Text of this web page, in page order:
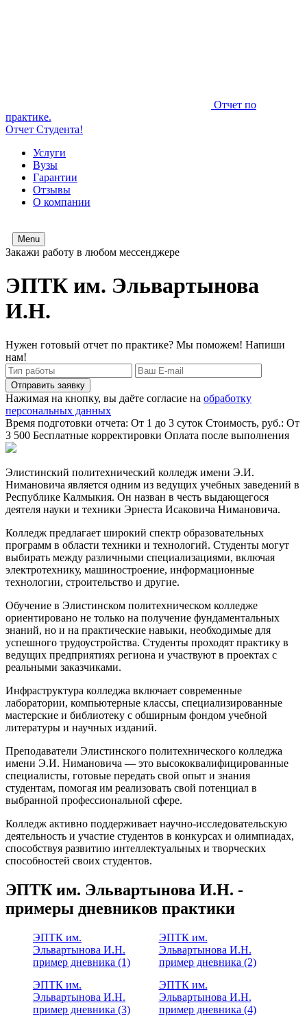
Отчет по
практике.
Отчет Студента!
Услуги
Вузы
Гарантии
Отзывы
О компании
Menu
Закажи работу в любом мессенджере
ЭПТК им. Эльвартынова
И.Н.
Нужен готовый отчет по практике? Мы поможем! Напиши
нам!
Отправить заявку
Нажимая на кнопку, вы даёте согласие на обработку
персональных данных
Время подготовки отчета: От 1 до 3 суток Стоимость, руб.: От
3 500 Бесплатные корректировки Оплата после выполнения
Элистинский политехнический колледж имени Э.И.
Нимановича является одним из ведущих учебных заведений в
Республике Калмыкия. Он назван в честь выдающегося
деятеля науки и техники Эрнеста Исаковича Нимановича.
Колледж предлагает широкий спектр образовательных
программ в области техники и технологий. Студенты могут
выбирать между различными специализациями, включая
электротехнику, машиностроение, информационные
технологии, строительство и другие.
Обучение в Элистинском политехническом колледже
ориентировано не только на получение фундаментальных
знаний, но и на практические навыки, необходимые для
успешного трудоустройства. Студенты проходят практику в
ведущих предприятиях региона и участвуют в проектах с
реальными заказчиками.
Инфраструктура колледжа включает современные
лаборатории, компьютерные классы, специализированные
мастерские и библиотеку с обширным фондом учебной
литературы и научных изданий.
Преподаватели Элистинского политехнического колледжа
имени Э.И. Нимановича — это высококвалифицированные
специалисты, готовые передать свой опыт и знания
студентам, помогая им реализовать свой потенциал в
выбранной профессиональной сфере.
Колледж активно поддерживает научно-исследовательскую
деятельность и участие студентов в конкурсах и олимпиадах,
способствуя развитию интеллектуальных и творческих
способностей своих студентов.
ЭПТК им. Эльвартынова И.Н. -
примеры дневников практики
ЭПТК им.
Эльвартынова И.Н.
пример дневника (1)
ЭПТК им.
Эльвартынова И.Н.
пример дневника (2)
ЭПТК им.
Эльвартынова И.Н.
пример дневника (3)
ЭПТК им.
Эльвартынова И.Н.
пример дневника (4)